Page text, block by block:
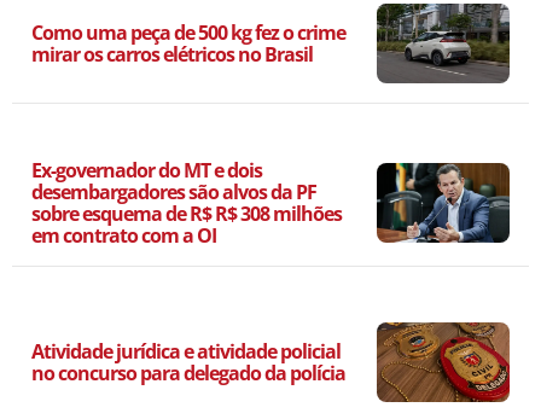
Como uma peça de 500 kg fez o crime
mirar os carros elétricos no Brasil
Ex-governador do MT e dois
desembargadores são alvos da PF
sobre esquema de R$ R$ 308 milhões
em contrato com a OI
Atividade jurídica e atividade policial
no concurso para delegado da polícia